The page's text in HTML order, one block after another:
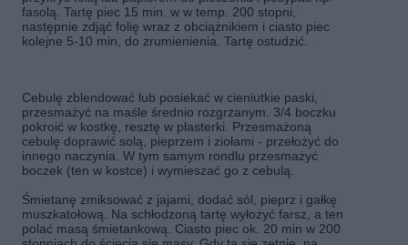
fasolą. Tartę piec 15 min. w w temp. 200 stopni,
następnie zdjąć folię wraz z obciążnikiem i ciasto piec
kolejne 5-10 min, do zrumienienia. Tartę ostudzić.
Cebulę zblendować lub posiekać w cieniutkie paski,
przesmażyć na maśle średnio rozgrzanym. 3/4 boczku
pokroić w kostkę, resztę w plasterki. Przesmażoną
cebulę doprawić solą, pieprzem i ziołami - przełożyć do
innego naczynia. W tym samym rondlu przesmażyć
boczek (ten w kostce) i wymieszać go z cebulą.
Śmietanę zmiksować z jajami, dodać sól, pieprz i gałkę
muszkatołową. Na schłodzoną tartę wyłożyć farsz, a ten
polać masą śmietankową. Ciasto piec ok. 20 min w 200